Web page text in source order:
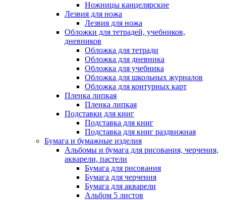
Ножницы канцелярские
Лезвия для ножа
Лезвия для ножа
Обложки для тетрадей, учебников,
дневников
Обложка для тетради
Обложка для дневника
Обложка для учебника
Обложка для школьных журналов
Обложка для контурных карт
Пленка липкая
Пленка липкая
Подставки для книг
Подставка для книг
Подставка для книг раздвижная
Бумага и бумажные изделия
Альбомы и бумага для рисования, черчения,
акварели, пастели
Бумага для рисования
Бумага для черчения
Бумага для акварели
Альбом 5 листов